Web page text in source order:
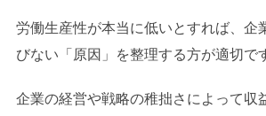
労働生産性が本当に低いとすれば、企
びない「原因」を整理する方が適切で
企業の経営や戦略の稚拙さによって収